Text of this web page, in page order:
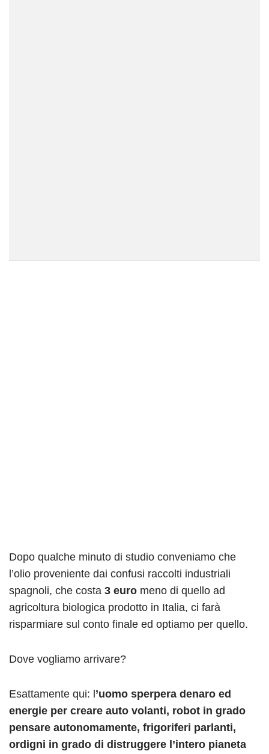
Dopo qualche minuto di studio conveniamo che
l’olio proveniente dai confusi raccolti industriali
spagnoli, che costa 3 euro meno di quello ad
agricoltura biologica prodotto in Italia, ci farà
risparmiare sul conto finale ed optiamo per quello.
Dove vogliamo arrivare?
Esattamente qui: l’uomo sperpera denaro ed
energie per creare auto volanti, robot in grado
pensare autonomamente, frigoriferi parlanti,
ordigni in grado di distruggere l’intero pianeta